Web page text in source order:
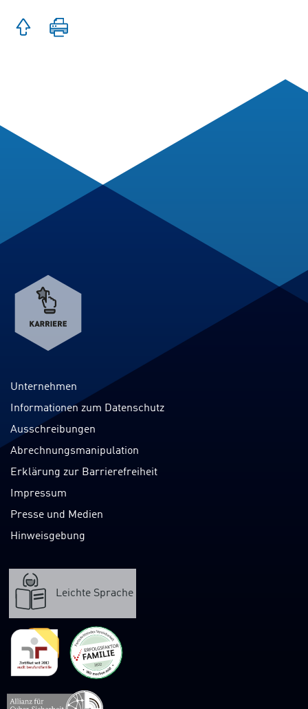
Zum
Seitenanfang
springen
Verweis
zum
Karriereportal
Unternehmen
Informationen zum Datenschutz
Ausschreibungen
Abrechnungsmanipulation
Erklärung zur Barrierefreiheit
Impressum
Presse und Medien
Hinweisgebung
Leichte Sprache
Verweis